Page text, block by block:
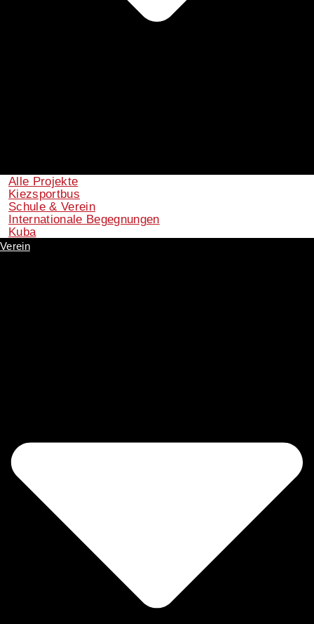
Alle Projekte
Kiezsportbus
Schule & Verein
Internationale Begegnungen
Kuba
Verein